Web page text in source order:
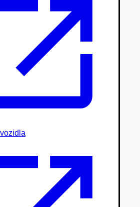
nad 7,5t
skútre, štvorkolky
vozidlá / stroje
autožeriavy
kontajnerov
nadstavby
vznášadlá